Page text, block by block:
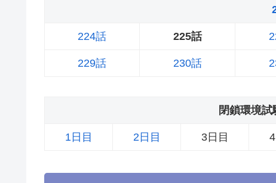
224話 225話
229話 230話
閉鎖環境
1日目 2日目 3日目